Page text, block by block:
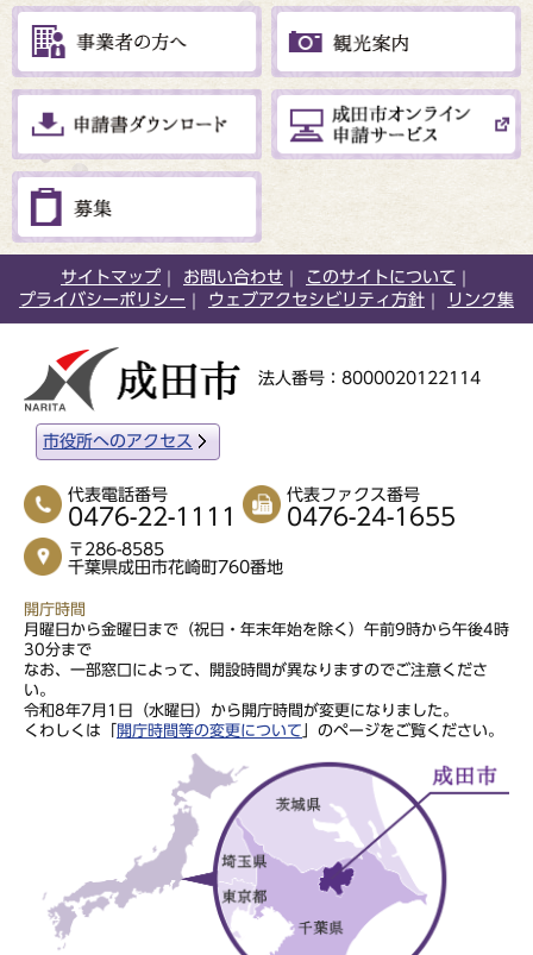
サイトマップ お問い合わせ
このサイトについて
プライバシーポリシー
ウェブアクセシビリティ方針 リンク集
法人番号：8000020122114
市役所へのアクセス
代表電話番号
0476-22-1111
代表ファクス番号
0476-24-1655
〒286-8585
千葉県成田市花崎町760番地
開庁時間
月曜日から金曜日まで（祝日・年末年始を除く）午前9時から午後4時
30分まで
なお、一部窓口によって、開設時間が異なりますのでご注意くださ
い。
令和8年7月1日（水曜日）から開庁時間が変更になりました。
くわしくは「
開庁時間等の変更について 」のページをご覧ください。